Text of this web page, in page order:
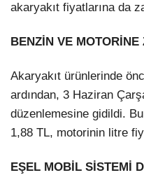
akaryakıt fiyatlarına da
BENZİN VE MOTORİNE
Akaryakıt ürünlerinde
ardından, 3 Haziran
düzenlemesine gidildi.
1,88 TL, motorinin litre
EŞEL MOBİL SİSTEMİ